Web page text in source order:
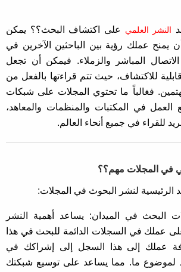
النشر العلمي
على اكتشاف البحث؟؟ يمكن
يمنح عملك رؤية بين الباحثين الآخرين في
المباشر والزملاء. فيمكن أن تجعل
للاكتشاف، حيث تتم قراءتها بالفعل من
فغالباً ما تحتوي المجلات على شبكات
العمل في المكتبات والمنظمات والمعاهد،
للقراء في جميع أنحاء العالم.
في المجلات مهم؟؟
الرئيسية لنشر البحوث في المجلات:
البحث في الميدان: يساعد أهمية النشر
عملك في السجلات الدائمة للبحث في هذا
عملك إلى هذا السجل إلى إشراكك في
لموضوع ما. مما يساعد على توسيع شبكتك